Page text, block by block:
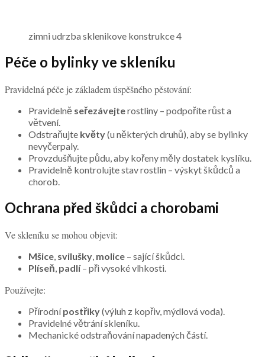
zimni udrzba sklenikove konstrukce 4
Péče o bylinky ve skleníku
Pravidelná péče je základem úspěšného pěstování:
Pravidelně seřezávejterostliny – podpoříte růst a
větvení.
Odstraňujte květy(u některých druhů), aby se bylinky
nevyčerpaly.
Provzdušňujte půdu, aby kořeny měly dostatek kyslíku.
Pravidelně kontrolujte stav rostlin – výskyt škůdců a
chorob.
Ochrana před škůdci a chorobami
Ve skleníku se mohou objevit:
Mšice, svilušky, molice – sající škůdci.
Plíseň, padlí– při vysoké vlhkosti.
Používejte:
Přírodnípostřiky(výluh z kopřiv, mýdlová voda).
Pravidelné větrání skleníku.
Mechanické odstraňování napadených částí.